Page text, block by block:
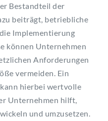
Bestandteil der
beiträgt, betriebliche
Implementierung
können Unternehmen
Anforderungen
vermeiden. Ein
hierbei wertvolle
Unternehmen hilft,
und umzusetzen.